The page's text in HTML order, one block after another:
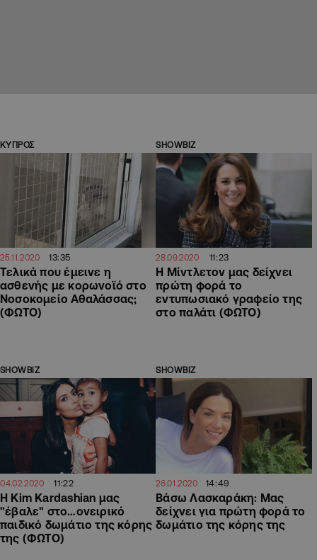
ΚΥΠΡΟΣ
25.11.2020 13:35
Τελικά που έμεινε η
ασθενής με κορωνοϊό στο
Νοσοκομείο Αθαλάσσας;
(ΦΩΤΟ)
SHOWBIZ
28.09.2020 11:23
Η Μίντλετον μας δείχνει
πρώτη φορά το
εντυπωσιακό γραφείο της
στο παλάτι (ΦΩΤΟ)
SHOWBIZ
04.02.2020 11:22
Η Κim Kardashian μας
"έβαλε" στο…ονειρικό
παιδικό δωμάτιο της κόρης
της (ΦΩΤΟ)
SHOWBIZ
26.01.2020 14:49
Βάσω Λασκαράκη: Μας
δείχνει για πρώτη φορά το
δωμάτιο της κόρης της